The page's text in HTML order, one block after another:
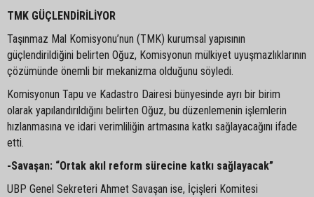
TMK GÜÇLENDİRİLİYOR
Taşınmaz Mal Komisyonu’nun (TMK) kurumsal yapısının
güçlendirildiğini belirten Oğuz, Komisyonun mülkiyet uyuşmazlıklarının
çözümünde önemli bir mekanizma olduğunu söyledi.
Komisyonun Tapu ve Kadastro Dairesi bünyesinde ayrı bir birim
olarak yapılandırıldığını belirten Oğuz, bu düzenlemenin işlemlerin
hızlanmasına ve idari verimliliğin artmasına katkı sağlayacağını ifade
etti.
-Savaşan: “Ortak akıl reform sürecine katkı sağlayacak”
UBP Genel Sekreteri Ahmet Savaşan ise, İçişleri Komitesi